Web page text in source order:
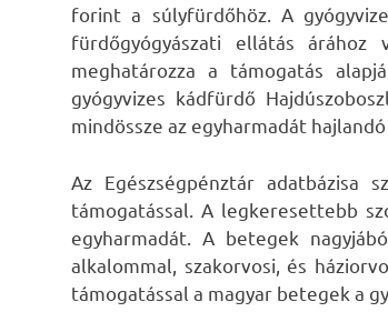
forint a súlyfürdőhöz. A
fürdőgyógyászati ellátás
meghatározza a támogatás
gyógyvizes kádfürdő
mindössze az egyharmadát
Az Egészségpénztár
támogatással. A legkeresettebb
egyharmadát. A betegek
alkalommal, szakorvosi, és
támogatással a magyar betegek a